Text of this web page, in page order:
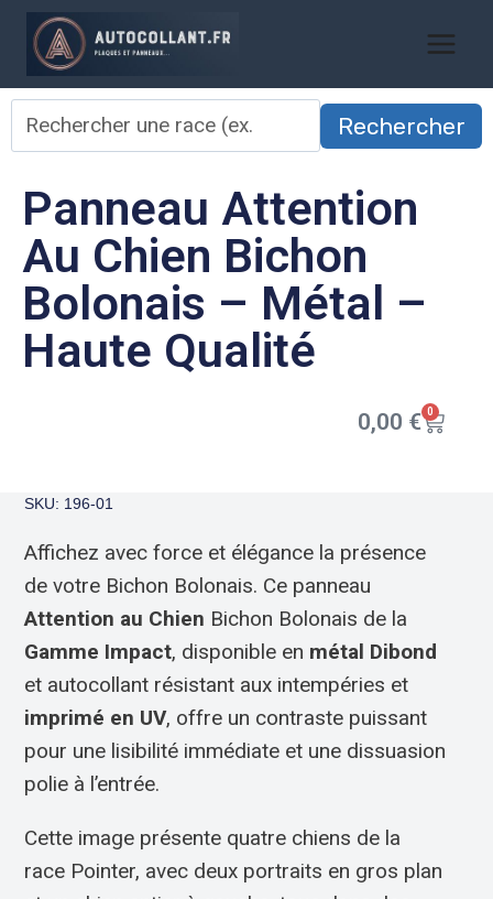
Rechercher
Panneau Attention
Au Chien Bichon
Bolonais – Métal –
Haute Qualité
0,00 € 0
SKU: 196-01
Affichez avec force et élégance la présence
de votre Bichon Bolonais. Ce panneau
Attention au Chien Bichon Bolonais de la
Gamme Impact, disponible en métal Dibond
et autocollant résistant aux intempéries et
imprimé en UV, offre un contraste puissant
pour une lisibilité immédiate et une dissuasion
polie à l’entrée.
Cette image présente quatre chiens de la
race Pointer, avec deux portraits en gros plan